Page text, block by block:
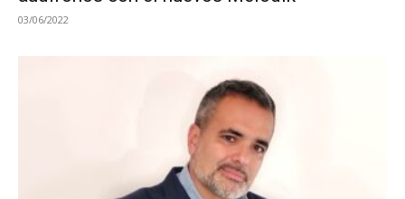
03/06/2022